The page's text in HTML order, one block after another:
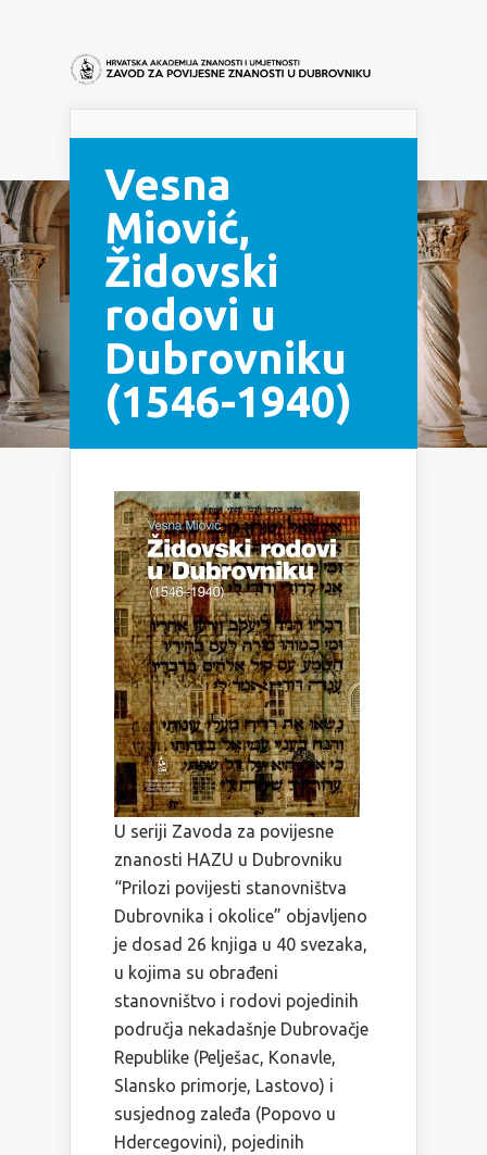
Vesna
Miović,
Židovski
rodovi u
Dubrovniku
(1546-1940)
U seriji Zavoda za povijesne
znanosti HAZU u Dubrovniku
“Prilozi povijesti stanovništva
Dubrovnika i okolice” objavljeno
je dosad 26 knjiga u 40 svezaka,
u kojima su obrađeni
stanovništvo i rodovi pojedinih
područja nekadašnje Dubrovačje
Republike (Pelješac, Konavle,
Slansko primorje, Lastovo) i
susjednog zaleđa (Popovo u
Hdercegovini), pojedinih